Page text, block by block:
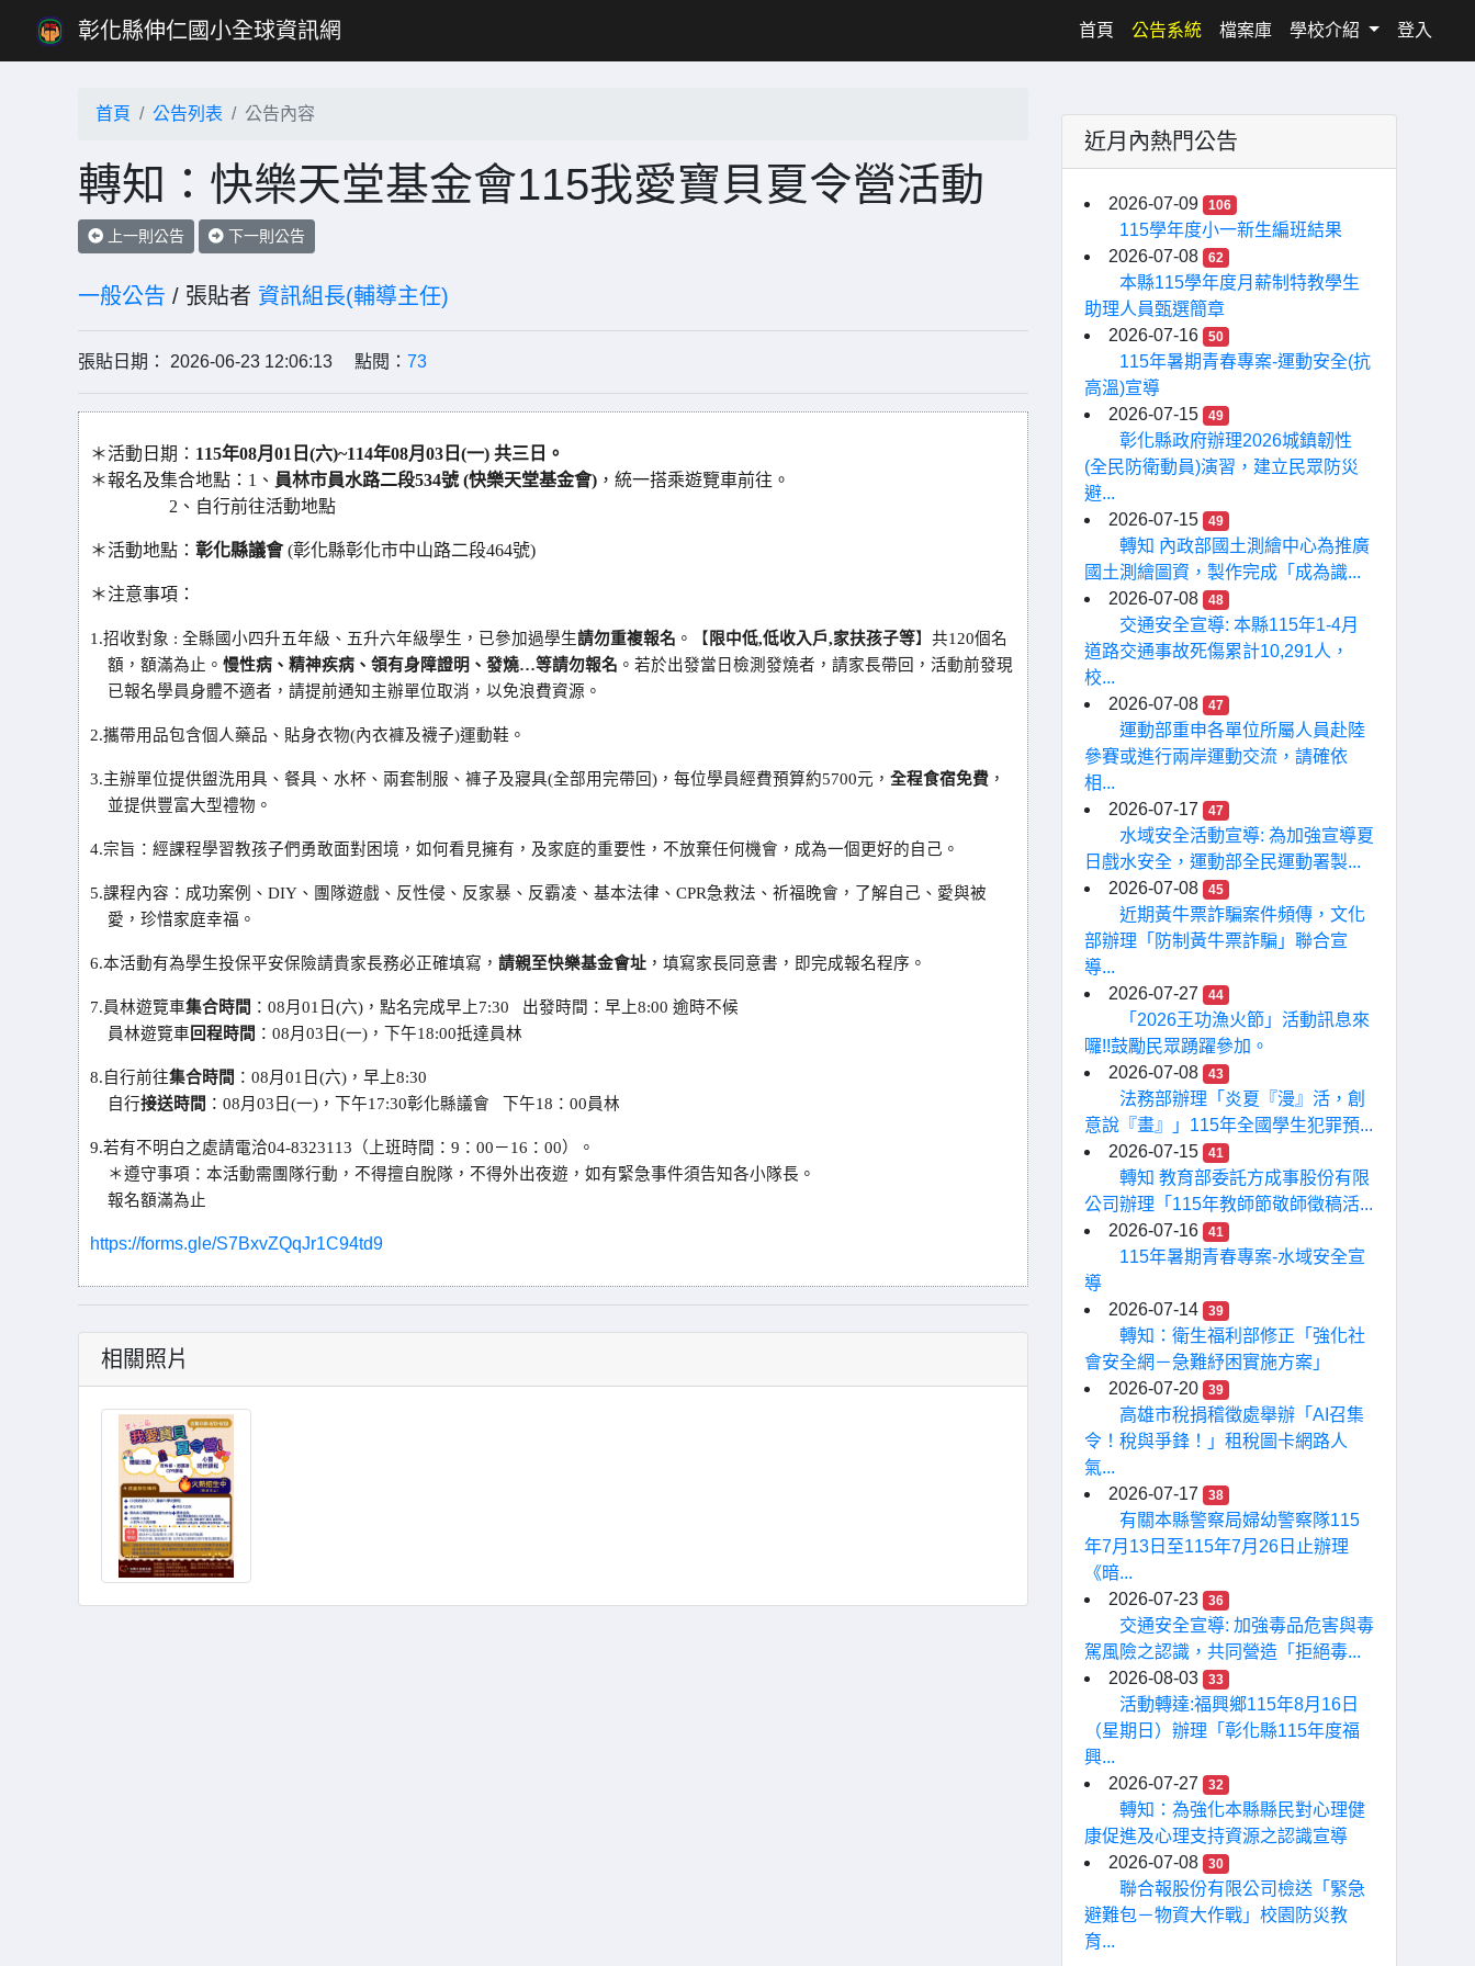
彰化縣伸仁國小全球資訊網 首頁 (current)
公告系統 檔案庫 學校介紹 登入
首頁 公告列表 公告內容
轉知：快樂天堂基金會115我愛寶貝夏令營活動
上一則公告 下一則公告
一般公告 / 張貼者 資訊組長(輔導主任)
張貼日期： 2026-06-23 12:06:13 點閱： 73
＊活動日期： 115年08月01日(六)~114年08月03日(一) 共三日。
＊報名及集合地點：1、 員林市員水路二段534號 (快樂天堂基金會) ，統一搭乘遊覽車前往。
2、自行前往活動地點
＊活動地點： 彰化縣議會(彰化縣彰化市中山路二段464號)
＊注意事項：
1.招收對象 : 全縣國小四升五年級、五升六年級學生，已參加過學生請勿重複報名 。【 限中低,低收入戶,家扶孩子等】共120個名
額，額滿為止。 慢性病、精神疾病、領有身障證明、發燒…等請勿報名 。若於出發當日檢測發燒者，請家長帶回，活動前發現
已報名學員身體不適者，請提前通知主辦單位取消，以免浪費資源。
2.攜帶用品包含個人藥品、貼身衣物(內衣褲及襪子)運動鞋。
3.主辦單位提供盥洗用具、餐具、水杯、兩套制服、褲子及寢具(全部用完帶回)，每位學員經費預算約5700元，全程食宿免費 ，
並提供豐富大型禮物。
4.宗旨：經課程學習教孩子們勇敢面對困境，如何看見擁有，及家庭的重要性，不放棄任何機會，成為一個更好的自己。
5.課程內容：成功案例、DIY、團隊遊戲、反性侵、反家暴、反霸凌、基本法律、CPR急救法、祈福晚會，了解自己、愛與被
愛，珍惜家庭幸福。
6.本活動有為學生投保平安保險請貴家長務必正確填寫，請親至快樂基金會址 ，填寫家長同意書，即完成報名程序。
7.員林遊覽車集合時間 ：08月01日(六)，點名完成早上7:30 出發時間：早上8:00 逾時不候
員林遊覽車 回程時間 ：08月03日(一)，下午18:00抵達員林
8. 自行前往集合時間 ：08月01日(六)，早上8:30
自行接送時間 ：08月03日(一)，下午17:30彰化縣議會 下午18：00員林
9.若有不明白之處請電洽04-8323113（上班時間：9：00－16：00）。
＊遵守事項：本活動需團隊行動，不得擅自脫隊，不得外出夜遊，如有緊急事件須告知各小隊長。
報名額滿為止
https://forms.gle/S7BxvZQqJr1C94td9
相關照片
近月內熱門公告
2026-07-09 106
115學年度小一新生編班結果
2026-07-08
62
本縣115學年度月薪制特教學生
助理人員甄選簡章
2026-07-16
50
115年暑期青春專案-運動安全(抗
高溫)宣導
2026-07-15
49
彰化縣政府辦理2026城鎮韌性
(全民防衛動員)演習，建立民眾防災
避...
2026-07-15
49
轉知 內政部國土測繪中心為推廣
國土測繪圖資，製作完成「成為識...
2026-07-08
48
交通安全宣導: 本縣115年1-4月
道路交通事故死傷累計10,291人，
校...
2026-07-08
47
運動部重申各單位所屬人員赴陸
參賽或進行兩岸運動交流，請確依
相...
2026-07-17
47
水域安全活動宣導: 為加強宣導夏
日戲水安全，運動部全民運動署製...
2026-07-08
45
近期黃牛票詐騙案件頻傳，文化
部辦理「防制黃牛票詐騙」聯合宣
導...
2026-07-27
44
「2026王功漁火節」活動訊息來
囉!!鼓勵民眾踴躍參加。
2026-07-08
43
法務部辦理「炎夏『漫』活，創
意說『畫』」115年全國學生犯罪預...
2026-07-15
41
轉知 教育部委託方成事股份有限
公司辦理「115年教師節敬師徵稿活...
2026-07-16
41
115年暑期青春專案-水域安全宣
導
2026-07-14
39
轉知：衛生福利部修正「強化社
會安全網－急難紓困實施方案」
2026-07-20
39
高雄市稅捐稽徵處舉辦「AI召集
令！稅與爭鋒！」租稅圖卡網路人
氣...
2026-07-17
38
有關本縣警察局婦幼警察隊115
年7月13日至115年7月26日止辦理
《暗...
2026-07-23
36
交通安全宣導: 加強毒品危害與毒
駕風險之認識，共同營造「拒絕毒...
2026-08-03
33
活動轉達:福興鄉115年8月16日
（星期日）辦理「彰化縣115年度福
興...
2026-07-27
32
轉知：為強化本縣縣民對心理健
康促進及心理支持資源之認識宣導
2026-07-08
30
聯合報股份有限公司檢送「緊急
避難包－物資大作戰」校園防災教
育...